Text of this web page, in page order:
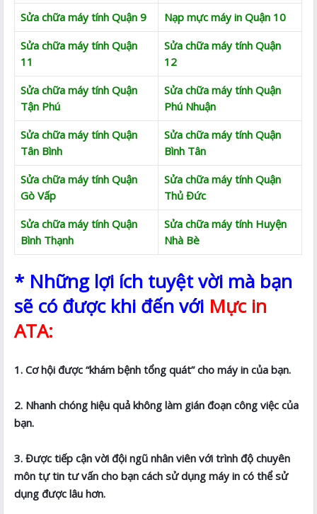
Sửa chữa máy tính Quận 9
Nạp mực máy in Quận 10
Sửa chữa máy tính Quận
11
Sửa chữa máy tính Quận
12
Sửa chữa máy tính Quận
Tận Phú
Sửa chữa máy tính Quận
Phú Nhuận
Sửa chữa máy tính Quận
Tân Bình
Sửa chữa máy tính Quận
Bình Tân
Sửa chữa máy tính Quận
Gò Vấp
Sửa chữa máy tính Quận
Thủ Đức
Sửa chữa máy tính Quận
Bình Thạnh
Sửa chữa máy tính Huyện
Nhà Bè
* Những lợi ích tuyệt vời mà bạn
sẽ có được khi đến với Mực in
ATA:
1. Cơ hội được “khám bệnh tổng quát” cho máy in của bạn.
2. Nhanh chóng hiệu quả không làm gián đoạn công việc của
bạn.
3. Được tiếp cận vời đội ngũ nhân viên với trình độ chuyên
môn tự tin tư vấn cho bạn cách sử dụng máy in có thể sử
dụng được lâu hơn.